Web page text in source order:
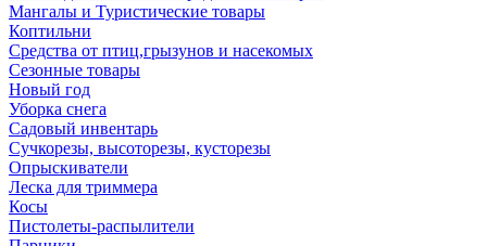
Мангалы и Туристические товары
Коптильни
Средства от птиц,грызунов и насекомых
Сезонные товары
Новый год
Уборка снега
Садовый инвентарь
Сучкорезы, высоторезы, кусторезы
Опрыскиватели
Леска для триммера
Косы
Пистолеты-распылители